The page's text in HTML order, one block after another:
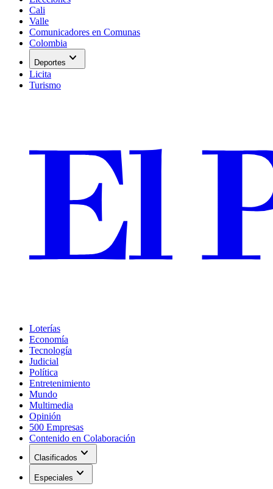
Cali
Valle
Comunicadores en Comunas
Colombia
Deportes expand_more
Licita
Turismo
Loterías
Economía
Tecnología
Judicial
Política
Entretenimiento
Mundo
Multimedia
Opinión
500 Empresas
Contenido en Colaboración
Clasificados expand_more
Especiales expand_more